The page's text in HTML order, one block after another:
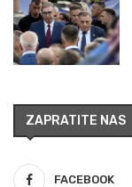
ZAPRATITE NAS
FACEBOOK